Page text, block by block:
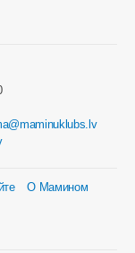
О Мамином